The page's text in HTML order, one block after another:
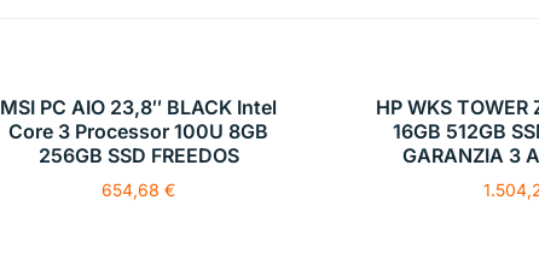
MSI PC AIO 23,8″ BLACK Intel
Core 3 Processor 100U 8GB
256GB SSD FREEDOS
654,68€
HP WKS
16GB 512GB
GARANZIA 3